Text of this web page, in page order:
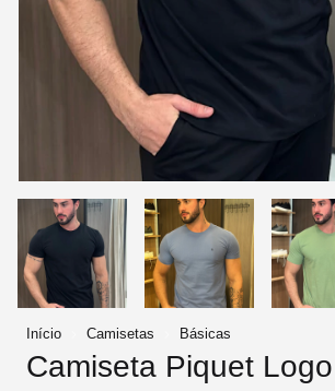
Início Camisetas Básicas
Camiseta Piquet